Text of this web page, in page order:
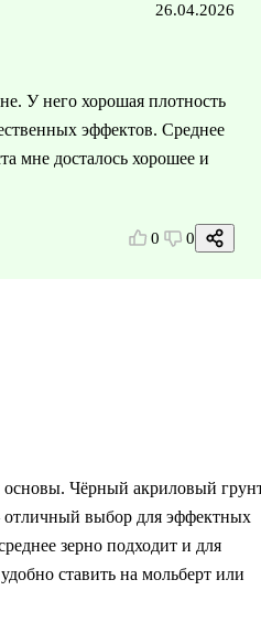
основы. Чёрный акриловый
отличный выбор для эффектных
зерно подходит и для
ставить на мольберт или
26.04.2026
У него хорошая плотность
эффектов. Среднее
мне досталось хорошее и
0 0